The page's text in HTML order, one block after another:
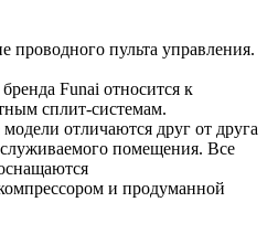
пульта управления.
Funai относится к
сплит-системам.
отличаются друг от друга
помещения. Все
и продуманной